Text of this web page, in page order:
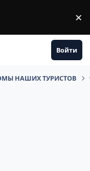
×
Войти
НАШИХ ТУРИСТОВ